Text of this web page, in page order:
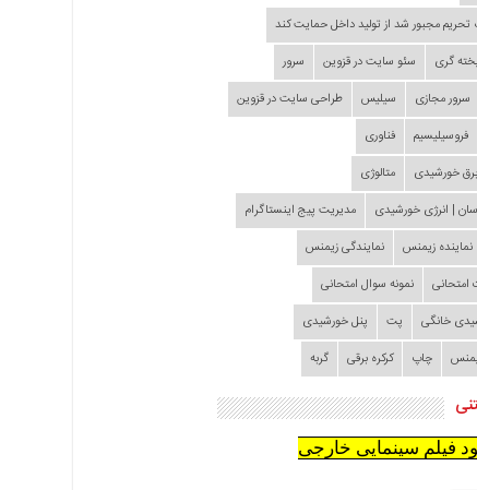
مجبور شد از تولید داخل حمایت کند
گری سئو سایت در قزوین
سرور
سرور مجازی سیلیس
طراحی سایت در قزوین
فروسیلیسیم
فناوری
خورشیدی
متالوژی
| انرژی خورشیدی
مدیریت پیج اینستاگرام
نماینده زیمنس
نمایندگی زیمنس
امتحانی
نمونه سوال امتحانی
خانگی
پت
پنل خورشیدی
چاپ کرکره برقی گربه
فیلم سینمایی خارجی